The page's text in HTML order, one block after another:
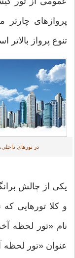
پروازهای چارتر
تنوع پرواز بالاتر
در تورهای
یکی از چالش
و کلا تورهایی
نام «تور لحظه
عنوان «تور لحظه